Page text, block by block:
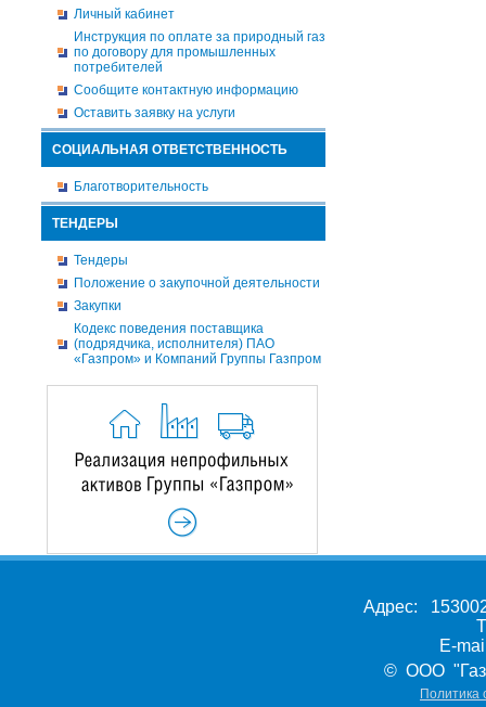
Личный кабинет
Инструкция по оплате за природный газ
по договору для промышленных
потребителей
Сообщите контактную информацию
Оставить заявку на услуги
СОЦИАЛЬНАЯ ОТВЕТСТВЕННОСТЬ
Благотворительность
ТЕНДЕРЫ
Тендеры
Положение о закупочной деятельности
Закупки
Кодекс поведения поставщика
(подрядчика, исполнителя) ПАО
«Газпром» и Компаний Группы Газпром
Адрес:
E-
© ООО
Политика